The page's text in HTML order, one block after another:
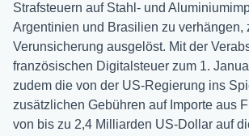
Strafsteuern auf Stahl- und
Argentinien und Brasilien zu verhängen,
Verunsicherung ausgelöst. Mit der
französischen Digitalsteuer zum 1.
zudem die von der US-Regierung ins
zusätzlichen Gebühren auf Importe aus
von bis zu 2,4 Milliarden US-Dollar auf